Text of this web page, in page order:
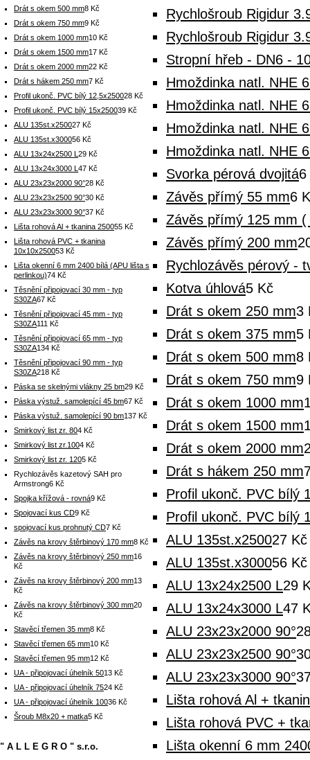
Rychlošroub Rigidur
Rychlošroub Rigidur
Stropní hřeb - DN6 -
Hmoždinka natl. NHE
Hmoždinka natl. NHE
Hmoždinka natl. NHE
Hmoždinka natl. NHE
Svorka pérová dvojitá6
Závěs přímý 55 mm6
Závěs přímý 125 mm
Závěs přímý 200 mm
Rychlozávěs pérový -
Kotva úhlová5 Kč
Drát s okem 250 mm3
Drát s okem 375 mm5
Drát s okem 500 mm8
Drát s okem 750 mm9
Drát s okem 1000 mm
Drát s okem 1500 mm
Drát s okem 2000 mm
Drát s hákem 250 mm
Profil ukonč. PVC bílý
Profil ukonč. PVC bílý
ALU 135st.x250027 Kč
ALU 135st.x300056 Kč
ALU 13x24x2500 L29
ALU 13x24x3000 L47
ALU 23x23x2000 90°
ALU 23x23x2500 90°
ALU 23x23x3000 90°
Lišta rohová Al +
Lišta rohová PVC +
Lišta okenní 6 mm
Drát s okem 500 mm8 Kč
Drát s okem 750 mm9 Kč
Drát s okem 1000 mm10 Kč
Drát s okem 1500 mm17 Kč
Drát s okem 2000 mm22 Kč
Drát s hákem 250 mm7 Kč
Profil ukonč. PVC bílý 12,5x250028 Kč
Profil ukonč. PVC bílý 15x250039 Kč
ALU 135st.x250027 Kč
ALU 135st.x300056 Kč
ALU 13x24x2500 L 29 Kč
ALU 13x24x3000 L 47 Kč
ALU 23x23x2000 90°28 Kč
ALU 23x23x2500 90°30 Kč
ALU 23x23x3000 90°37 Kč
Lišta rohová Al + tkanina 250055 Kč
Lišta rohová PVC + tkanina
10x10x250053 Kč
Lišta okenní 6 mm 2400 bílá (APU lišta s
perlinkou)74 Kč
Těsnění připojovací 30 mm - typ
S30ZA67 Kč
Těsnění připojovací 45 mm - typ
S30ZA111 Kč
Těsnění připojovací 65 mm - typ
S30ZA134 Kč
Těsnění připojovací 90 mm - typ
S30ZA218 Kč
Páska se skelnými vlákny 25 bm29 Kč
Páska výstuž. samolepící 45 bm67 Kč
Páska výstuž. samolepící 90 bm137 Kč
Smirkový list zr. 804 Kč
Smirkový list zr.1004 Kč
Smirkový list zr. 1205 Kč
Rychlozávěs kazetový SAH pro
Armstrong6 Kč
Spojka křížová - rovná9 Kč
Spojovací kus CD9 Kč
spojovací kus prohnutý CD7 Kč
Závěs na krovy štěrbinový 170 mm8 Kč
Závěs na krovy štěrbinový 250 mm16
Kč
Závěs na krovy štěrbinový 200 mm13
Kč
Závěs na krovy štěrbinový 300 mm20
Kč
Stavěcí třemen 35 mm8 Kč
Stavěcí třemen 65 mm10 Kč
Stavěcí třemen 95 mm12 Kč
UA - připojovací úhelník 5013 Kč
UA - připojovací úhelník 7524 Kč
UA - připojovací úhelník 10036 Kč
Šroub M8x20 + matka5 Kč
" A L L E G R O " s.r.o.